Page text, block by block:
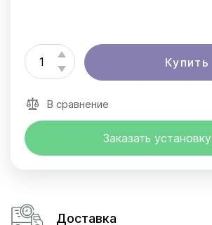
Купить
В сравнение
Заказать установку
Доставка